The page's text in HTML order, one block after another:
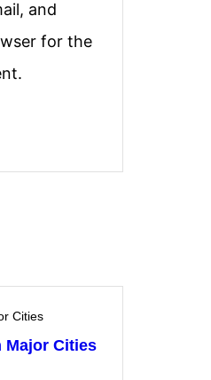
and
for the
Major Cities